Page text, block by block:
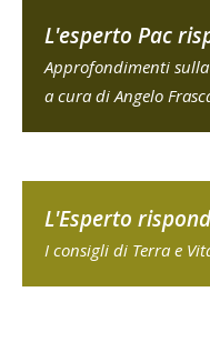
L'esperto Pac
Approfondimenti
a cura di Angelo
L'Esperto
I consigli di Terra e